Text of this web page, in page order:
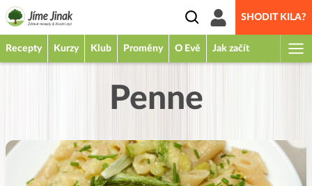
SHODIT KILA?
Recepty Kurzy Klub Proměny O Evě Jak začít
Penne